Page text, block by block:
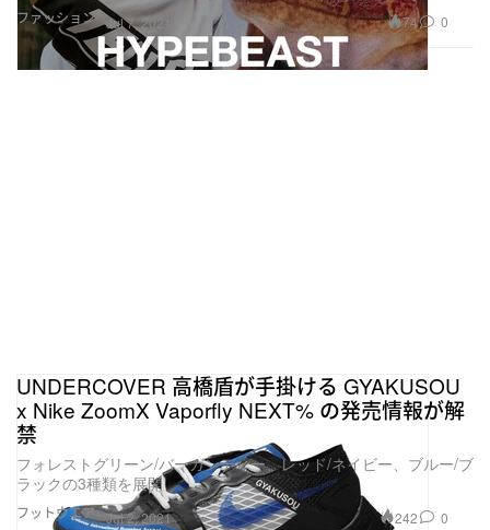
ファッション Jul 7, 2021 74 0
フットウエア
UNDERCOVER 高橋盾が手掛ける GYAKUSOU
x Nike ZoomX Vaporfly NEXT% の発売情報が解
禁
フォレストグリーン/バーガンディー、レッド/ネイビー、ブルー/ブ
ラックの3種類を展開
Jul 2, 2021 242 0